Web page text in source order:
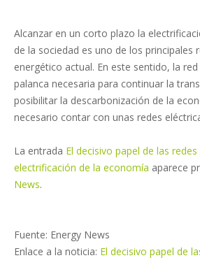
Alcanzar en un corto plazo la
de la sociedad es uno de los principales
energético actual. En este sentido, la
palanca necesaria para continuar la
posibilitar la descarbonización de la
necesario contar con unas redes
La entrada El decisivo papel de las
electrificación de la economía aparece
News.
Fuente: Energy News
Enlace a la noticia: El decisivo papel de